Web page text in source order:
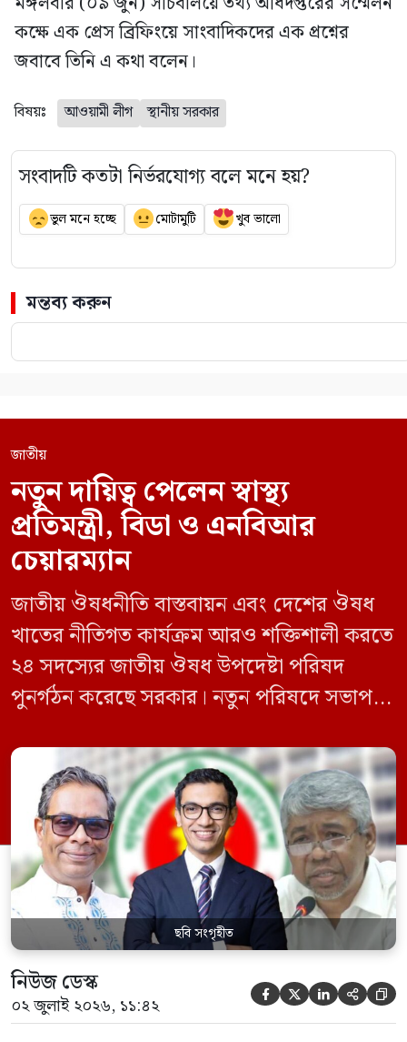
কক্ষে এক প্রেস ব্রিফিংয়ে সাংবাদিকদের এক প্রশ্নের
জবাবে তিনি এ কথা বলেন।
বিষয়ঃ আওয়ামী লীগ স্থানীয় সরকার
সংবাদটি কতটা নির্ভরযোগ্য বলে মনে হয়?
ভুল মনে হচ্ছে মোটামুটি খুব ভালো
মন্তব্য করুন
জাতীয়
নতুন দায়িত্ব পেলেন স্বাস্থ্য
প্রতিমন্ত্রী, বিডা ও এনবিআর
চেয়ারম্যান
জাতীয় ঔষধনীতি বাস্তবায়ন এবং দেশের ঔষধ
খাতের নীতিগত কার্যক্রম আরও শক্তিশালী করতে
২৪ সদস্যের জাতীয় ঔষধ উপদেষ্টা পরিষদ
পুনর্গঠন করেছে সরকার। নতুন পরিষদে সভাপতি
কল্যাণমন্ত্রী এবং সদস্য সচিব থাকবেন স্বাস্থ্য ও
পরিবার কল্যাণ মন্ত্রণালয়ের সচিব। একই সঙ্গে
স্বাস্থ্য প্রতিমন্ত্রী, বাংলাদেশ বিনিয়োগ উন্নয়ন
কর্তৃপক্ষ (বিডা)-এর নির্বাহী চেয়ারম্যান এবং
জাতীয় […]
ছবি সংগৃহীত
নিউজ ডেস্ক
০২ জুলাই ২০২৬, ১১:৪২     